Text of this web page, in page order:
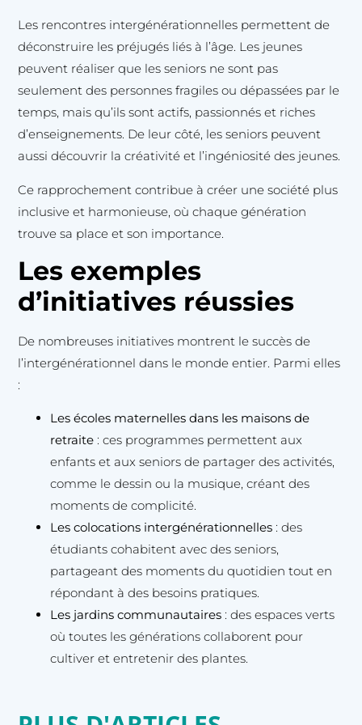
Les rencontres intergénérationnelles permettent de
déconstruire les préjugés liés à l’âge. Les jeunes
peuvent réaliser que les seniors ne sont pas
seulement des personnes fragiles ou dépassées par le
temps, mais qu’ils sont actifs, passionnés et riches
d’enseignements. De leur côté, les seniors peuvent
aussi découvrir la créativité et l’ingéniosité des jeunes.
Ce rapprochement contribue à créer une société plus
inclusive et harmonieuse, où chaque génération
trouve sa place et son importance.
Les exemples
d’initiatives réussies
De nombreuses initiatives montrent le succès de
l’intergénérationnel dans le monde entier. Parmi elles
:
Les écoles maternelles dans les maisons de
retraite : ces programmes permettent aux
enfants et aux seniors de partager des activités,
comme le dessin ou la musique, créant des
moments de complicité.
Les colocations intergénérationnelles : des
étudiants cohabitent avec des seniors,
partageant des moments du quotidien tout en
répondant à des besoins pratiques.
Les jardins communautaires : des espaces verts
où toutes les générations collaborent pour
cultiver et entretenir des plantes.